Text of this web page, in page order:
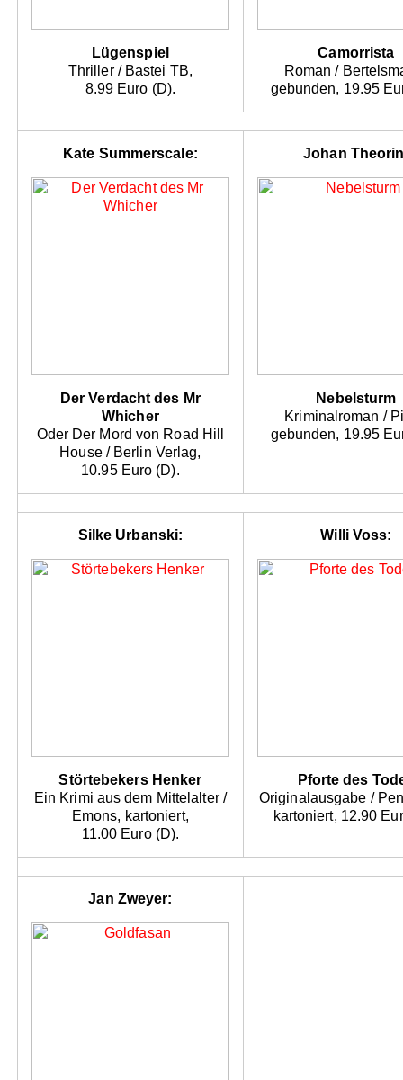
Lügenspiel
Thriller / Bastei TB,
8.99 Euro (D).
Camorrista
Roman /
gebunden, 19.95
Kate Summerscale:
Der Verdacht des Mr
Whicher
Oder Der Mord von Road Hill
House / Berlin Verlag,
10.95 Euro (D).
Johan
Nebelsturm
Kriminalroman /
gebunden, 19.95
Silke Urbanski:
Störtebekers Henker
Ein Krimi aus dem Mittelalter /
Emons, kartoniert,
11.00 Euro (D).
Willi Voss:
Pforte des
Originalausgabe /
kartoniert, 12.90
Jan Zweyer: